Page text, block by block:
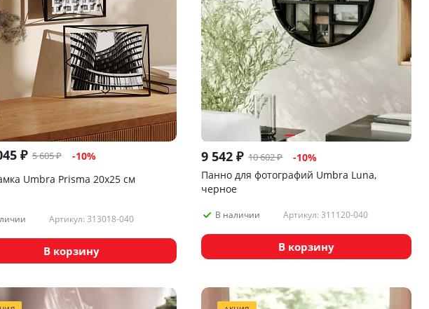
₽ 5 605 ₽
-10%
Umbra Prisma 20х25 см
Артикул: 313018-040
В корзину
9 542 ₽ 10 602₽ -10%
Панно для фотографий Umbra Luna,
черное
В наличии Артикул: 311120-040
В корзину